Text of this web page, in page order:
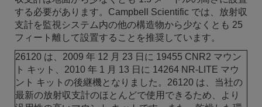
する必要があります。Campbell Scientific では、放射収
支計を監視システム内の他の構造物から少なくとも 25
フィート離して設置することを推奨しています。
26120 は、2009 年 12 月 23 日に 19455 CNR2 マウン
ト キット、2010 年 1 月 13 日に 14264 NR-LITE マウ
ント キットの後継機となりました。26120 は、当社の
最新の放射収支計のほとんどで使用できるため、より